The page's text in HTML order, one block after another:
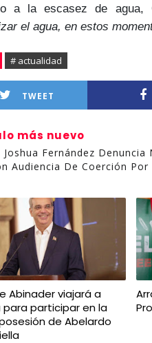
a la escasez de agua,
el agua, en estos
# actualidad
TWEET
más nuevo
Joshua Fernández Denuncia
Audiencia De Coerción Por
Abinader viajará a
participar en la
de Abelardo